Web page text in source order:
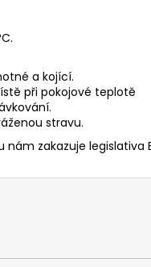
a kojící.
při pokojové teplotě
stravu.
zakazuje legislativa